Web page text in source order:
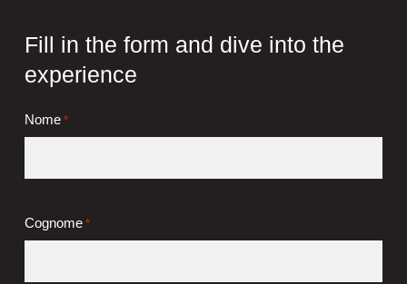
Fill in the form and dive into the
experience
Nome *
Cognome *